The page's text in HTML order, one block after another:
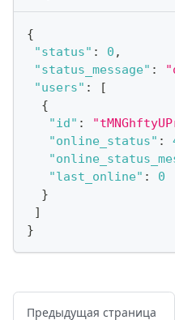
{
"status" : 0 ,
"status_message" :
"users" :
[
{
"id" :
"online_status" :
"last_online" :
0
}
]
}
Предыдущая страница